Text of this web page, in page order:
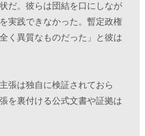
だ。彼らは団結を口にしなが
実践できなかった。暫定政権
く異質なものだった」と彼は
張は独自に検証されておら
を裏付ける公式文書や証拠は